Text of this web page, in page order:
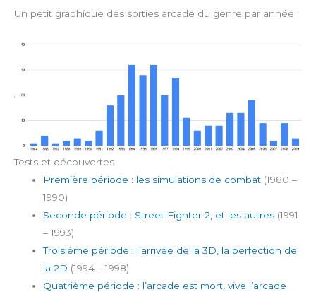
Un petit graphique des sorties arcade du genre par année :
Tests et découvertes
Première période : les simulations de combat (1980 –
1990)
Seconde période : Street Fighter 2, et les autres (1991
– 1993)
Troisième période : l’arrivée de la 3D, la perfection de
la 2D (1994 – 1998)
Quatrième période : l’arcade est mort, vive l’arcade